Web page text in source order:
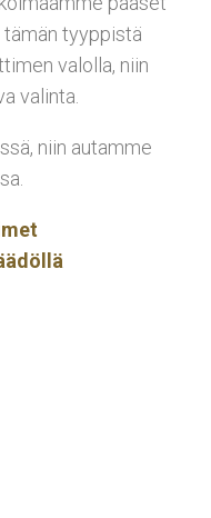
tämän tyyppistä
valolla, niin
valinta.
niin autamme